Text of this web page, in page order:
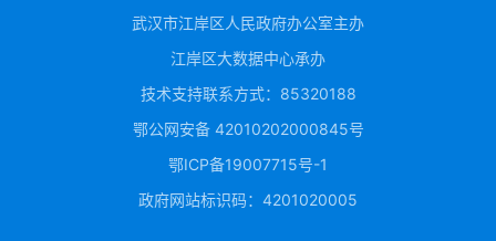
武汉市江岸区人民政府办公室主办
江岸区大数据中心承办
技术支持联系方式：85320188
鄂公网安备 42010202000845号
鄂ICP备19007715号-1
政府网站标识码：4201020005